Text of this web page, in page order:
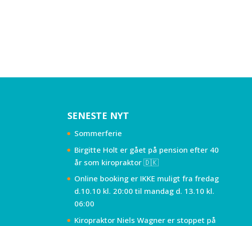
SENESTE NYT
Sommerferie
Birgitte Holt er gået på pension efter 40
år som kiropraktor 🇩🇰
Online booking er IKKE muligt fra fredag
d.10.10 kl. 20:00 til mandag d. 13.10 kl.
06:00
Kiropraktor Niels Wagner er stoppet på